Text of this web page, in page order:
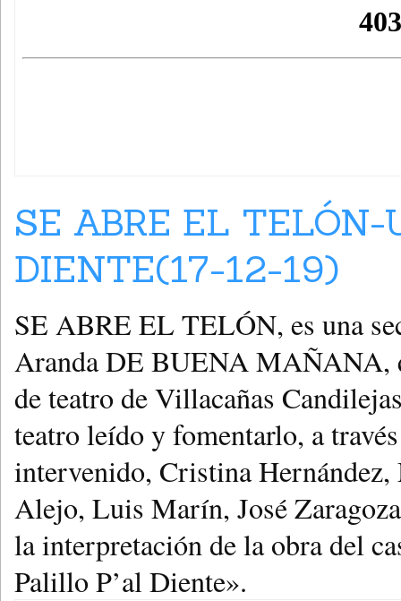
SE ABRE EL TELÓN-
DIENTE(17-12-19)
SE ABRE EL TELÓN, es una
Aranda DE BUENA MAÑANA,
de teatro de Villacañas
teatro leído y fomentarlo, a
intervenido, Cristina
Alejo, Luis Marín, José
la interpretación de la obra del
Palillo P’al Diente».